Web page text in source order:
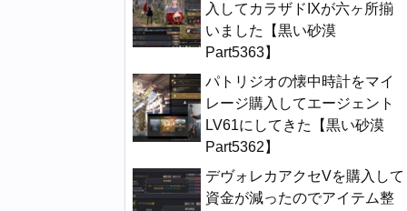
入してカラザドIXが六ヶ所揃
いました【黒い砂漠
Part5363】
パトリジオの懐中時計をマイ
レージ購入してエージェント
LV61にしてきた【黒い砂漠
Part5362】
デヴォレカアクセVを購入して
資金が減ったのでアイテム整